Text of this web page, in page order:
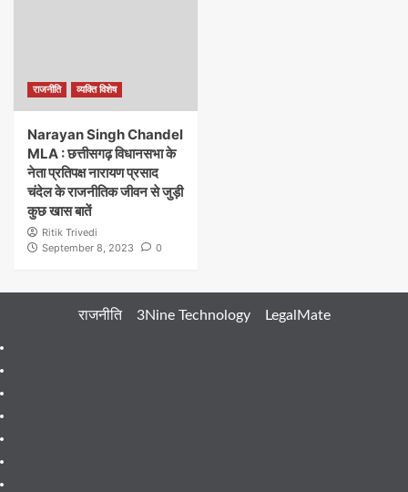
राजनीति व्यक्ति विशेष
Narayan Singh Chandel
MLA : छत्तीसगढ़ विधानसभा के
नेता प्रतिपक्ष नारायण प्रसाद
चंदेल के राजनीतिक जीवन से जुड़ी
कुछ खास बातें
Ritik Trivedi
September 8, 2023
0
राजनीति 3Nine Technology LegalMate